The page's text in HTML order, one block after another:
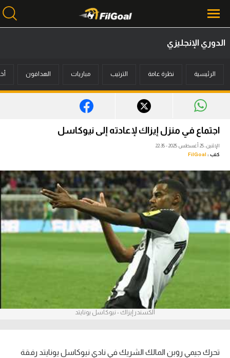
أخبار
ميركاتو
مسابقة التوقعات
فيديوهات
عدسات
آراء حرة
ركن الألعاب
الدوري الإنجليزي
الرئيسية نظرة عامة الترتيب مباريات الهدافون
اجتماع في منزل إيزاك لإعادته إلى نيوكاسل
الإثنين، 25 أغسطس 2025 - 22:35
كتب : FilGoal
ألكسندر إيزاك - نيوكاسل يونايتد
تحرك جيمي روبن المالك الشريك في نادي نيوكاسل يونايتد رفقة